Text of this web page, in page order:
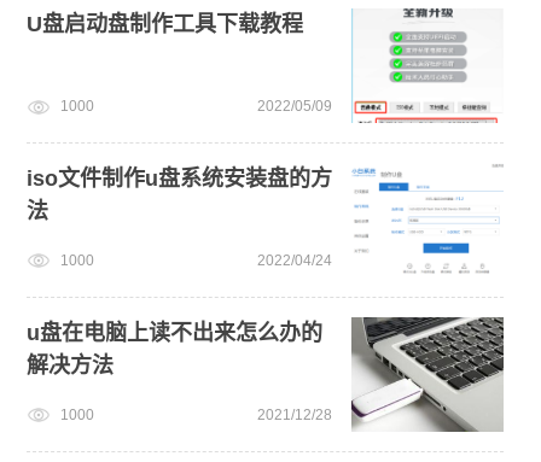
U盘启动盘制作工具下载教程
1000 2022/05/09
iso文件制作u盘系统安装盘的方
法
1000 2022/04/24
u盘在电脑上读不出来怎么办的
解决方法
1000 2021/12/28